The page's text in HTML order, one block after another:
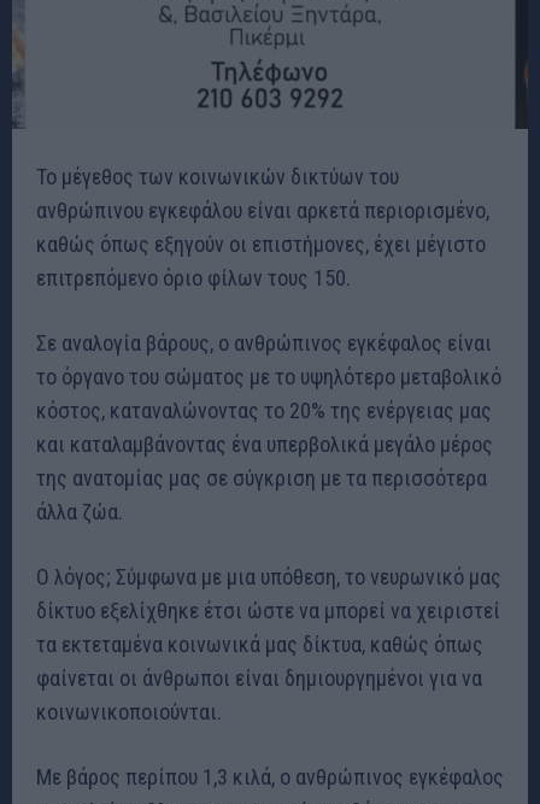
Το μέγεθος των κοινωνικών δικτύων του
ανθρώπινου εγκεφάλου είναι αρκετά περιορισμένο,
καθώς όπως εξηγούν οι επιστήμονες, έχει μέγιστο
επιτρεπόμενο όριο φίλων τους 150.
Σε αναλογία βάρους, ο ανθρώπινος εγκέφαλος είναι
το όργανο του σώματος με το υψηλότερο μεταβολικό
κόστος, καταναλώνοντας το 20% της ενέργειας μας
και καταλαμβάνοντας ένα υπερβολικά μεγάλο μέρος
της ανατομίας μας σε σύγκριση με τα περισσότερα
άλλα ζώα.
Ο λόγος; Σύμφωνα με μια υπόθεση, το νευρωνικό μας
δίκτυο εξελίχθηκε έτσι ώστε να μπορεί να χειριστεί
τα εκτεταμένα κοινωνικά μας δίκτυα, καθώς όπως
φαίνεται οι άνθρωποι είναι δημιουργημένοι για να
κοινωνικοποιούνται.
Με βάρος περίπου 1,3 κιλά, ο ανθρώπινος εγκέφαλος